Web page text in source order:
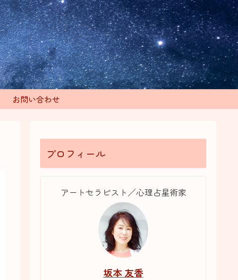
お問い合わせ
プロフィール
アートセラピスト／心理占星術家
坂本 友香